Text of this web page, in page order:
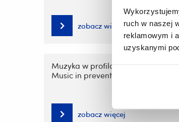
ruch w naszej
reklamowym i
uzyskanymi
zobacz więcej
Muzyka w profilaktyce i zdrowiu /
Music in prevention and health
zobacz więcej